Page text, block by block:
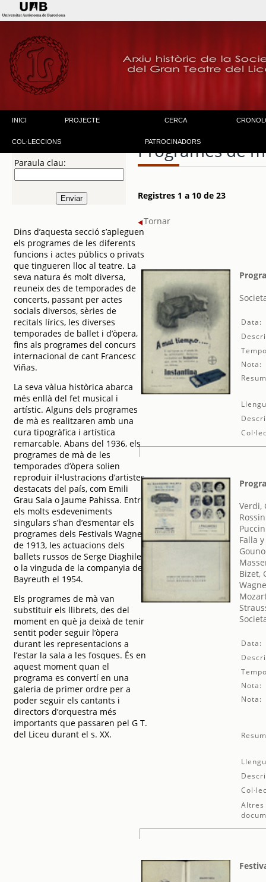
INICI PROJECTE CERCA
COL·LECCIONS PATROCINADORS
Paraula clau:
Dins d’aquesta secció s’apleguen
els programes de les diferents
funcions i actes públics o privats
que tingueren lloc al teatre. La
seva natura és molt diversa,
reuneix des de temporades de
concerts, passant per actes
socials diversos, sèries de
recitals lírics, les diverses
temporades de ballet i d’òpera,
fins als programes del concurs
internacional de cant Francesc
Viñas.
La seva vàlua històrica abarca
més enllà del fet musical i
artístic. Alguns dels programes
de mà es realitzaren amb una
cura tipogràfica i artística
remarcable. Abans del 1936, els
programes de mà de les
temporades d’òpera solien
reproduir il•lustracions d’artistes
destacats del país, com Emili
Grau Sala o Jaume Pahissa. Entre
els molts esdeveniments
singulars s’han d’esmentar els
programes dels Festivals Wagner
de 1913, les actuacions dels
ballets russos de Serge Diaghilev,
o la vinguda de la companyia de
Bayreuth el 1954.
Els programes de mà van
substituir els llibrets, des del
moment en què ja deixà de tenir
sentit poder seguir l’òpera
durant les representacions a
l’estar la sala a les fosques. És en
aquest moment quan el
programa es convertí en una
galeria de primer ordre per a
poder seguir els cantants i
directors d’orquestra més
importants que passaren pel G T.
del Liceu durant el s. XX.
Programes de
Registres 1 a 10 de 23
Tornar
Data:
Nota:
Verdi,
Falla
Bizet,
Data:
Nota:
Nota:
Altres